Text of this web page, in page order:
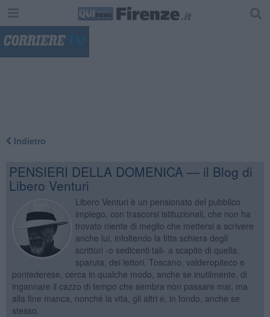
Indietro
PENSIERI DELLA DOMENICA — il Blog di
Libero Venturi
Libero Venturi è un pensionato del pubblico
impiego, con trascorsi istituzionali, che non ha
trovato niente di meglio che mettersi a scrivere
anche lui, infoltendo la fitta schiera degli
scrittori -o sedicenti tali- a scapito di quella,
sparuta, dei lettori. Toscano, valderopiteco e
pontederese, cerca in qualche modo, anche se inutilmente, di
ingannare il cazzo di tempo che sembra non passare mai, ma
alla fine manca, nonché la vita, gli altri e, in fondo, anche se
stesso.